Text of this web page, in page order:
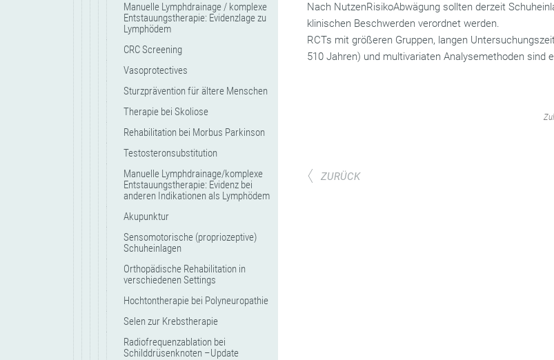
Manuelle Lymphdrainage / komplexe
Entstauungstherapie: Evidenzlage zu
Lymphödem
CRC Screening
Vasoprotectives
Sturzprävention für ältere Menschen
Therapie bei Skoliose
Rehabilitation bei Morbus Parkinson
Testosteronsubstitution
Manuelle Lymphdrainage/komplexe
Entstauungstherapie: Evidenz bei
anderen Indikationen als Lymphödem
Akupunktur
Sensomotorische (propriozeptive)
Schuheinlagen
Orthopädische Rehabilitation in
verschiedenen Settings
Hochtontherapie bei Polyneuropathie
Selen zur Krebstherapie
Radiofrequenzablation bei
Schilddrüsenknoten –Update
Nach NutzenRisikoAbwägung sollten derzeit
klinischen Beschwerden verordnet werden.
RCTs mit größeren Gruppen, langen
510 Jahren) und multivariaten Analysemethoden sind
‌
ZURÜCK